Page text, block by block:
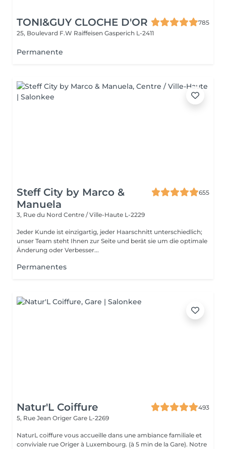
TONI&GUY CLOCHE D'OR
785
25, Boulevard F.W Raiffeisen Gasperich L-2411
Permanente
Steff City by Marco &
Manuela
655
3, Rue du Nord Centre / Ville-Haute L-2229
Jeder Kunde ist einzigartig, jeder Haarschnitt unterschiedlich;
unser Team steht Ihnen zur Seite und berät sie um die optimale
Änderung oder Verbesser...
Permanentes
Natur'L Coiffure
493
5, Rue Jean Origer Gare L-2269
NaturL coiffure vous accueille dans une ambiance familiale et
conviviale rue Origer à Luxembourg. (à 5 min de la Gare). Notre